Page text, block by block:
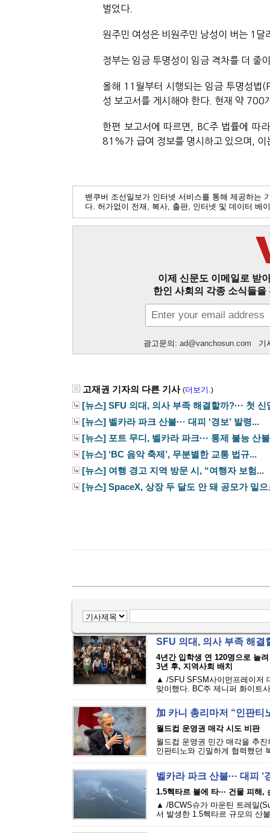
벌었다.
원주민 여성은 비원주민 남성이 버는 1
정부는 임금 투명성이 임금 격차를 더 줄
올해 11월부터 시행되는 임금 투명성법
성 보고서를 게시해야 한다. 현재 약 700
한편 보고서에 따르면, BC주 법률에 따
81%가 급여 정보를 명시하고 있으며,
밴쿠버 조선일보가 인터넷 서비스를 통해 제공하는
다. 허가없이 전재, 복사, 출판, 인터넷 및 데이터 베
이제 신문도 이메일로 받
한인 사회의 각종 소식들
광고문의: ad@vanchosun.com 기
고재권 기자의 다른 기사 (더보기.)
[뉴스] SFU 의대, 의사 부족 해결할까?··· 첫 신
[뉴스] 벨카라 파크 산불··· 대피 ‘경보’ 발령...
[뉴스] 포트 무디, 벨카라 파크··· 통제 불능 산
[뉴스] ‘BC 음악 축제’, 무분별한 교통 법규...
[뉴스] 여행 경고 지역 방문 시, “여행자 보험...
[뉴스] SpaceX, 상장 두 달도 안 돼 공모가 밑
SFU 의대, 의사 부족 해결
4년간 입학생 연 120명으로 늘려
3년 후, 지역사회 배치
▲ /SFU SFSM사이먼프레이저
맞이했다. BC주 제니퍼 화이트
加 카니 총리마저 “인판티
월드컵 운영권 매각 시도 비판
월드컵 운영권 민간 매각을 추
인판티노와 긴밀하게 협력했던
벨카라 파크 산불··· 대피
1.5헥타르 불에 타··· 건물 피해,
▲ /BCWS슈가 마운틴 트레일
서 발생한 1.5헥타르 규모의 산